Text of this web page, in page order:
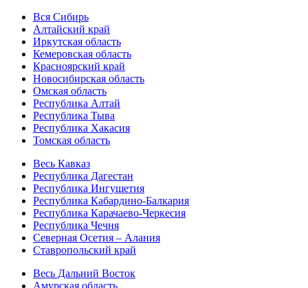
Вся Сибирь
Алтайский край
Иркутская область
Кемеровская область
Красноярский край
Новосибирская область
Омская область
Республика Алтай
Республика Тыва
Республика Хакасия
Томская область
Весь Кавказ
Республика Дагестан
Республика Ингушетия
Республика Кабардино-Балкария
Республика Карачаево-Черкесия
Республика Чечня
Северная Осетия – Алания
Ставропольский край
Весь Дальний Восток
Амурская область